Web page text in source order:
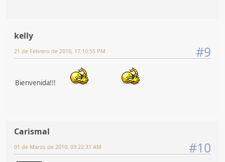
kelly
#9
21 de Febrero de 2010, 17:10:55 PM
Bienvenida!!!
Carismal
#10
01 de Marzo de 2010, 03:22:31 AM